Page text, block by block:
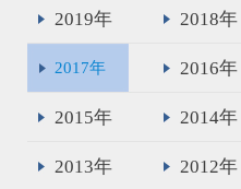
2019年 2018年
2017年 2016年
2015年 2014年
2013年 2012年